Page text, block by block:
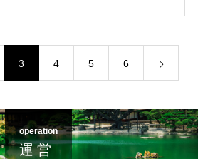
3 4 5 6
operation
運 営